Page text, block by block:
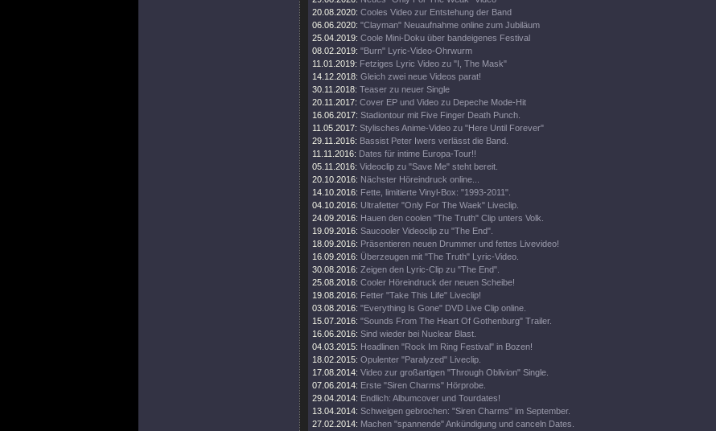
20.08.2020: Cooles Video zur Entstehung der Band
06.06.2020: "Clayman" Neuaufnahme online zum Jubiläum
25.04.2019: Coole Mini-Doku über bandeigenes Festival
08.02.2019: "Burn" Lyric-Video-Ohrwurm
11.01.2019: Fetziges Lyric Video zu "I, The Mask"
14.12.2018: Gleich zwei neue Videos parat!
30.11.2018: Teaser zu neuer Single
20.11.2017: Cover EP und Video zu Depeche Mode-Hit
16.06.2017: Stadiontour mit Five Finger Death Punch.
11.05.2017: Stylisches Anime-Video zu "Here Until Forever"
29.11.2016: Bassist Peter Iwers verlässt die Band.
11.11.2016: Dates für intime Europa-Tour!!
05.11.2016: Videoclip zu "Save Me" steht bereit.
20.10.2016: Nächster Höreindruck online...
14.10.2016: Fette, limitierte Vinyl-Box: "1993-2011".
04.10.2016: Ultrafetter "Only For The Waek" Liveclip.
24.09.2016: Hauen den coolen "The Truth" Clip unters Volk.
19.09.2016: Saucooler Videoclip zu "The End".
18.09.2016: Präsentieren neuen Drummer und fettes Livevideo!
16.09.2016: Überzeugen mit "The Truth" Lyric-Video.
30.08.2016: Zeigen den Lyric-Clip zu "The End".
25.08.2016: Cooler Höreindruck der neuen Scheibe!
19.08.2016: Fetter "Take This Life" Liveclip!
03.08.2016: "Everything Is Gone" DVD Live Clip online.
15.07.2016: "Sounds From The Heart Of Gothenburg" Trailer.
16.06.2016: Sind wieder bei Nuclear Blast.
04.03.2015: Headlinen "Rock Im Ring Festival" in Bozen!
18.02.2015: Opulenter "Paralyzed" Liveclip.
17.08.2014: Video zur großartigen "Through Oblivion" Single.
07.06.2014: Erste "Siren Charms" Hörprobe.
29.04.2014: Endlich: Albumcover und Tourdates!
13.04.2014: Schweigen gebrochen: "Siren Charms" im September.
27.02.2014: Machen "spannende" Ankündigung und canceln Dates.